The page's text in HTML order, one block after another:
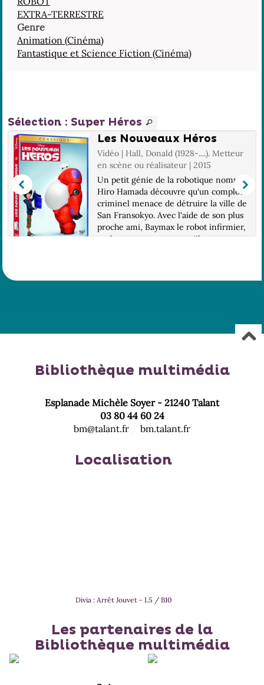
EXTRA-TERRESTRE
Genre
Animation (Cinéma)
Fantastique et Science Fiction (Cinéma)
Sélection : Super Héros
Les Nouveaux Héros
Vidéo | Hall, Donald (1928-....). Metteur
en scène ou réalisateur | 2015
Un petit génie de la robotique nommé
Hiro Hamada découvre qu'un complot
criminel menace de détruire la ville de
San Fransokyo. Avec l'aide de son plus
proche ami, Baymax le robot infirmier,
et de ses compagnons qu'il va
Bibliothèque multimédia
Esplanade Michèle Soyer - 21240 Talant
03 80 44 60 24
bm@talant.fr
bm.talant.fr
Localisation
Divia : Arrêt Jouvet - L5 / B10
Les partenaires de la
Bibliothèque multimédia